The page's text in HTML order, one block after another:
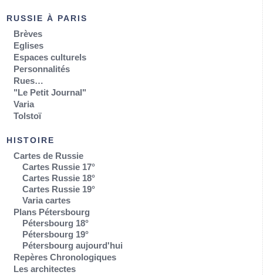
RUSSIE À PARIS
Brèves
Eglises
Espaces culturels
Personnalités
Rues…
"Le Petit Journal"
Varia
Tolstoï
HISTOIRE
Cartes de Russie
Cartes Russie 17°
Cartes Russie 18°
Cartes Russie 19°
Varia cartes
Plans Pétersbourg
Pétersbourg 18°
Pétersbourg 19°
Pétersbourg aujourd'hui
Repères Chronologiques
Les architectes